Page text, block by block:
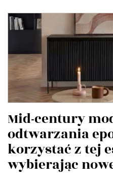
Mid-century
odtwarzania
korzystać z tej
wybierając